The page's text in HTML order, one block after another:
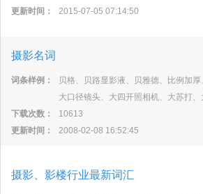
更新时间：
2015-07-05 07:14:50
摄影名词
词条样例：
贝格、贝路显影液、贝雅德、比例加
大口径镜头、大四开照相机、大苏打
下载次数：
10613
更新时间：
2008-02-08 16:52:45
摄影、影楼行业最新词汇